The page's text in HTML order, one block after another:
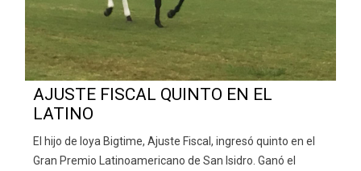
AJUSTE FISCAL QUINTO EN EL
LATINO
El hijo de Ioya Bigtime, Ajuste Fiscal, ingresó quinto en el
Gran Premio Latinoamericano de San Isidro. Ganó el